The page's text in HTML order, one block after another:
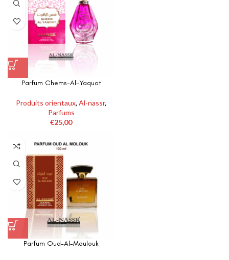
Parfum Chems-Al-Yaquot
Produits orientaux, Al-nassr,
Parfums
€25,00
Parfum Oud-Al-Moulouk